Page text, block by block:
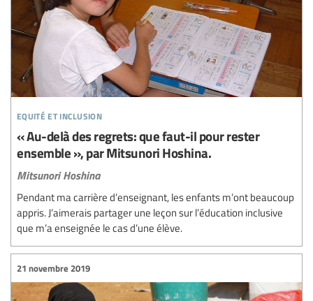
equité et inclusion
« Au-delà des regrets: que faut-il pour rester
ensemble », par Mitsunori Hoshina.
Mitsunori Hoshina
Pendant ma carrière d’enseignant, les enfants m’ont beaucoup
appris. J’aimerais partager une leçon sur l’éducation inclusive
que m’a enseignée le cas d’une élève.
21 novembre 2019